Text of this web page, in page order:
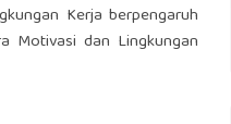
Kerja berpengaruh
Motivasi dan Lingkungan